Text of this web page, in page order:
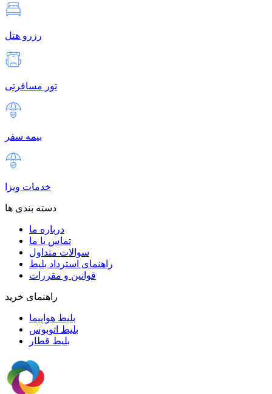
رزرو هتل
تور مسافرتی
بیمه سفر
خدمات ویزا
دسته بندی ها
درباره ما
تماس با ما
سوالات متداول
راهنمای استرداد بلیط
قوانین و مقررات
راهنمای خرید
بلیط هواپیما
بلیط اتوبوس
بلیط قطار